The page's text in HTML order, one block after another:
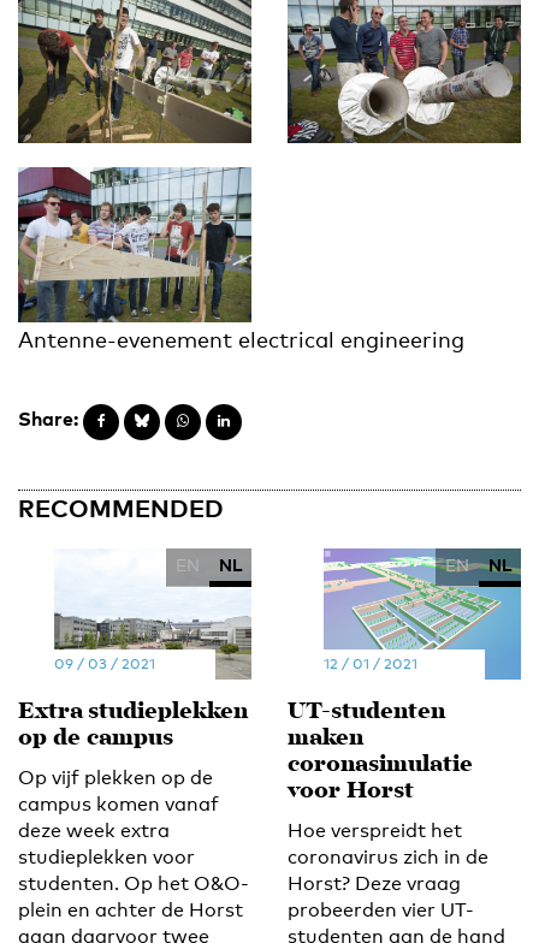
Antenne-evenement electrical engineering
Share:
RECOMMENDED
EN NL
09 / 03 / 2021
Extra studieplekken
op de campus
Op vijf plekken op de
campus komen vanaf
deze week extra
studieplekken voor
studenten. Op het O&O-
plein en achter de Horst
gaan daarvoor twee
EN NL
12 / 01 / 2021
UT-studenten
maken
coronasimulatie
voor Horst
Hoe verspreidt het
coronavirus zich in de
Horst? Deze vraag
probeerden vier UT-
studenten aan de hand